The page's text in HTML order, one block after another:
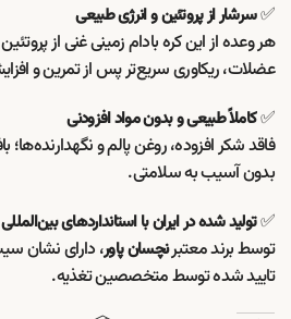
✅سرشار از پروتئین و انرژی طبیعی
هر وعده از این کره بادام زمینی غنی از
عضلات، ریکاوری سریع‌تر پس از تمرین و
✅کاملاً طبیعی و بدون مواد افزودنی
فاقد شکر افزوده، روغن پالم و
بدون آسیب به سلامتی.
✅تولید شده در ایران با استانداردهای بین‌المللی
توسط برند معتبرنچسان پاور، دارای نشان
تایید شده توسط متخصصین تغذیه.